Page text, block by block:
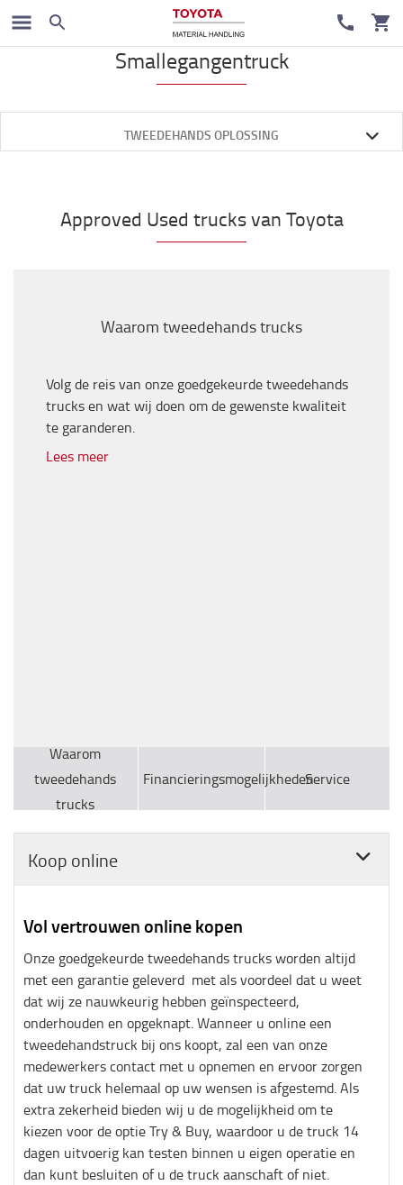
Tweedehands heftrucks
Smallegangentruck
TWEEDEHANDS OPLOSSING
Approved Used trucks van Toyota
Waarom tweedehands trucks
Volg de reis van onze goedgekeurde tweedehands
trucks en wat wij doen om de gewenste kwaliteit
te garanderen.
Lees meer
Waarom
tweedehands
trucks
FinancieringsmogelijkhedenService
Koop online
Vol vertrouwen online kopen
Onze goedgekeurde tweedehands trucks worden altijd
met een garantie geleverd met als voordeel dat u weet
dat wij ze nauwkeurig hebben geïnspecteerd,
onderhouden en opgeknapt. Wanneer u online een
tweedehandstruck bij ons koopt, zal een van onze
medewerkers contact met u opnemen en ervoor zorgen
dat uw truck helemaal op uw wensen is afgestemd. Als
extra zekerheid bieden wij u de mogelijkheid om te
kiezen voor de optie Try & Buy, waardoor u de truck 14
dagen uitvoerig kan testen binnen u eigen operatie en
dan kunt besluiten of u de truck aanschaft of niet.